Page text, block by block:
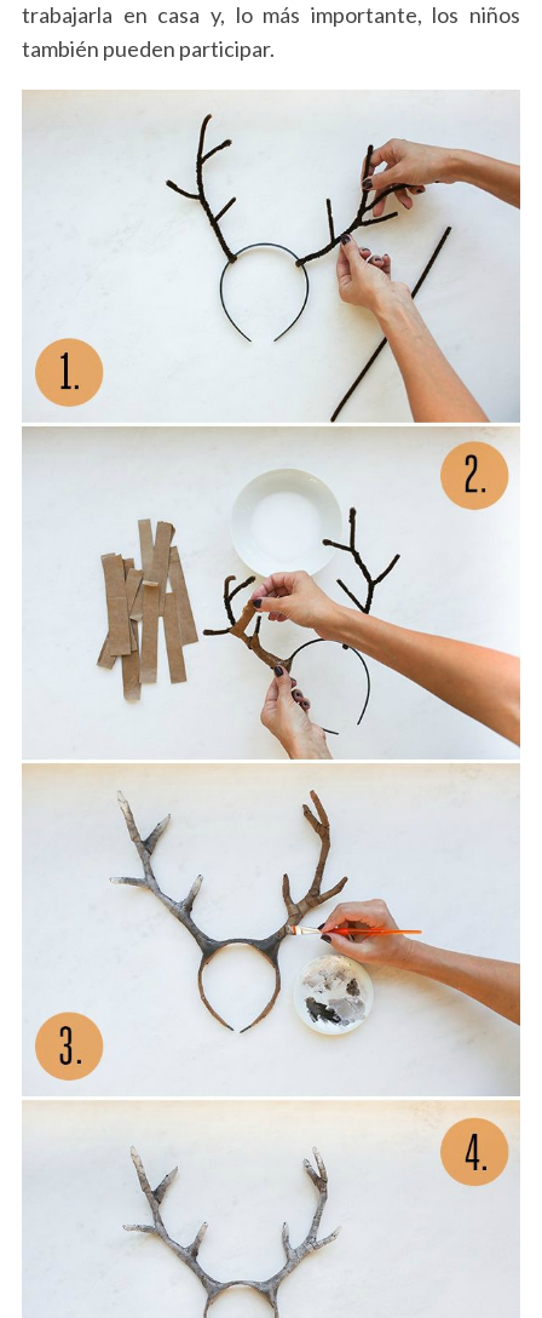
trabajarla en casa y, lo más importante, los niños
también pueden participar.